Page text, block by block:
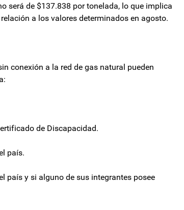
será de $137.838 por tonelada, lo que implica
a los valores determinados en agosto.
conexión a la red de gas natural pueden
de Discapacidad.
país.
país y si alguno de sus integrantes posee